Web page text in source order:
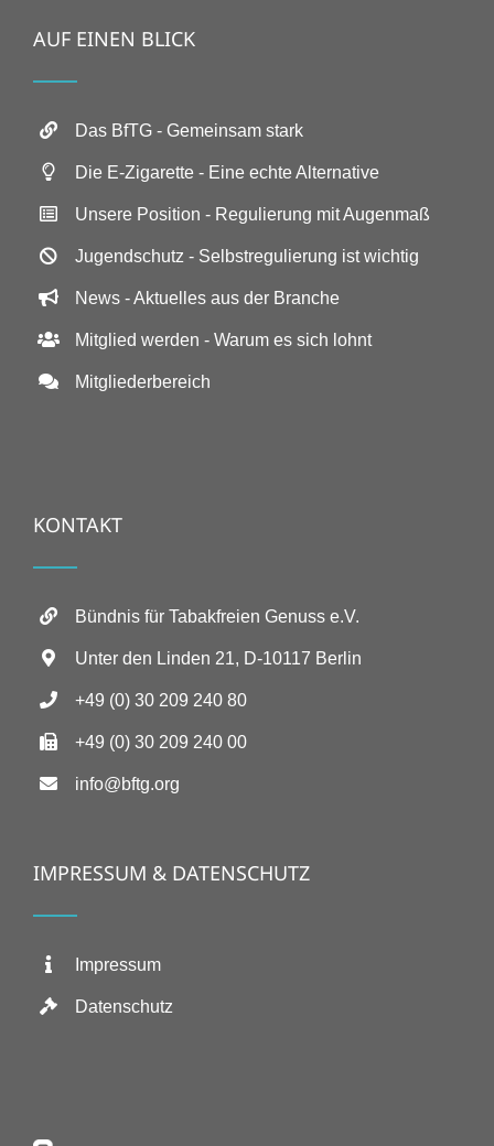
AUF EINEN BLICK
Das BfTG - Gemeinsam stark
Die E-Zigarette - Eine echte Alternative
Unsere Position - Regulierung mit Augenmaß
Jugendschutz - Selbstregulierung ist wichtig
News - Aktuelles aus der Branche
Mitglied werden - Warum es sich lohnt
Mitgliederbereich
KONTAKT
Bündnis für Tabakfreien Genuss e.V.
Unter den Linden 21, D-10117 Berlin
+49 (0) 30 209 240 80
+49 (0) 30 209 240 00
info@bftg.org
IMPRESSUM & DATENSCHUTZ
Impressum
Datenschutz